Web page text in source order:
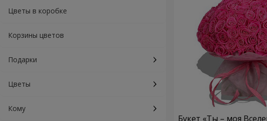
Цветы в коробке
Корзины цветов
Подарки
Цветы
Кому
Букет «Ты – моя